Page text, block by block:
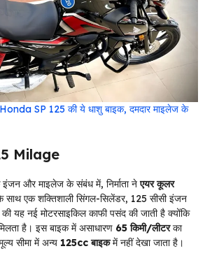
SP 125 की ये धाशु बाइक, दमदार माइलेज के
Milage
इंजन और माइलेज के संबंध में, निर्माता नेएयर कूलर
एक शक्तिशाली सिंगल-सिलेंडर, 125 सीसी इंजन
की यह नई मोटरसाइकिल काफी पसंद की जाती है क्योंकि
है। इस बाइक में असाधारण 65 किमी/लीटरका
सीमा में अन्य 125cc बाइकमें नहीं देखा जाता है।